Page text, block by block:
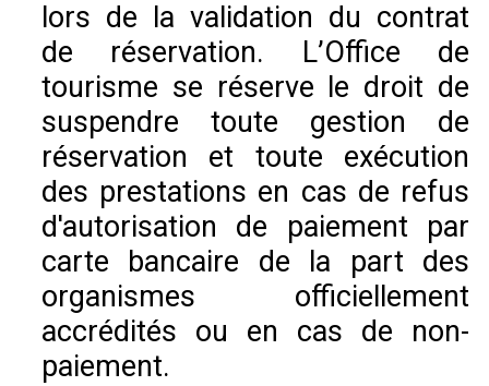
lors de la validation du contrat
de réservation. L’Office de
tourisme se réserve le droit de
suspendre toute gestion de
réservation et toute exécution
des prestations en cas de refus
d'autorisation de paiement par
carte bancaire de la part des
organismes officiellement
accrédités ou en cas de non-
paiement.